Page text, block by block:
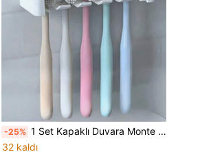
-25% 1 Set Kapaklı Duvara Monte Diş Fırçası Tutucu, Elektrikli Diş Fırçası Saklama Rafı, Banyo Diş Macunu Düzenleyici, 2/5/6 Bölmeli Kendinden Yapışkanlı Diş Fırçası Saklama Kutusu, Ev Banyo Düzenleyici
32 kaldı